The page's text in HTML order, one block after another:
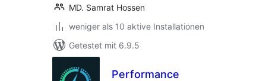
MD. Samrat Hossen
weniger als 10 aktive Installationen
Getestet mit 6.9.5
Performance